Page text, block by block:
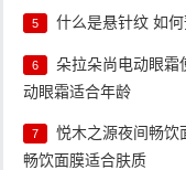
5 什么是悬针纹 如
6
朵拉朵尚电动眼霜
动眼霜适合年龄
7
悦木之源夜间畅饮
畅饮面膜适合肤质